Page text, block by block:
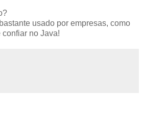
usado por empresas, como
no Java!